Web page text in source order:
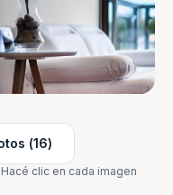
(16)
clic en cada imagen